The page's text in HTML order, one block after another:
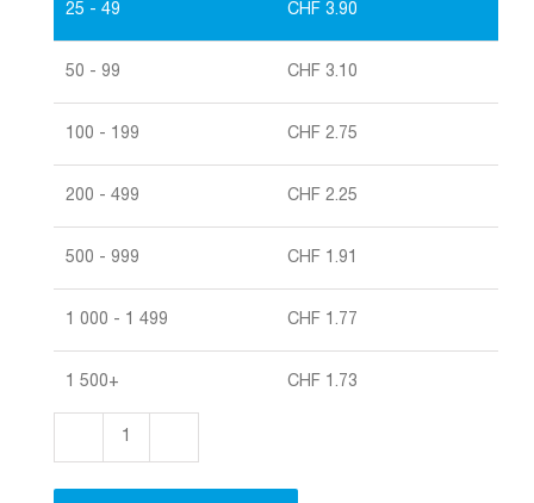
25 - 49 CHF 3.90
50 - 99 CHF 3.10
100 - 199 CHF 2.75
200 - 499 CHF 2.25
500 - 999 CHF 1.91
1 000 - 1 499 CHF 1.77
1 500+ CHF 1.73